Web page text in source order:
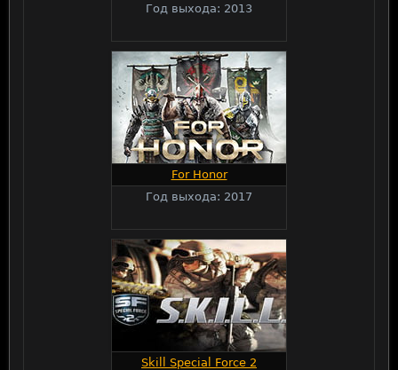
Год выхода: 2013
For Honor
Год выхода: 2017
Skill Special Force 2